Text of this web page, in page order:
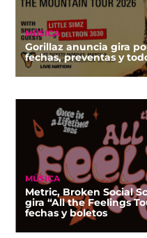
MÚSICA
Gorillaz anuncia gira
fechas, preventas y
MÚSICA
Metric, Broken Social
gira “All the Feelings
fechas y boletos